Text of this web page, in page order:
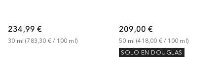
234,99 €
30 ml (783,30 € / 100 ml )
209,00 €
50 ml (418,00 € / 100 ml )
SOLO EN DOUGLAS